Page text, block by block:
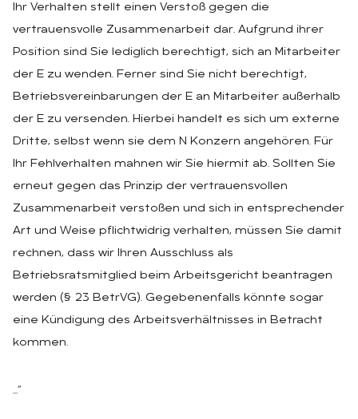
Ihr Verhalten stellt einen Verstoß gegen die
vertrauensvolle Zusammenarbeit dar. Aufgrund ihrer
Position sind Sie lediglich berechtigt, sich an Mitarbeiter
der E zu wenden. Ferner sind Sie nicht berechtigt,
Betriebsvereinbarungen der E an Mitarbeiter außerhalb
der E zu versenden. Hierbei handelt es sich um externe
Dritte, selbst wenn sie dem N Konzern angehören. Für
Ihr Fehlverhalten mahnen wir Sie hiermit ab. Sollten Sie
erneut gegen das Prinzip der vertrauensvollen
Zusammenarbeit verstoßen und sich in entsprechender
Art und Weise pflichtwidrig verhalten, müssen Sie damit
rechnen, dass wir Ihren Ausschluss als
Betriebsratsmitglied beim Arbeitsgericht beantragen
werden (§ 23 BetrVG). Gegebenenfalls könnte sogar
eine Kündigung des Arbeitsverhältnisses in Betracht
kommen.
…“